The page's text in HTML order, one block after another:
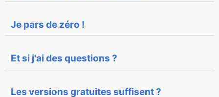
Je pars de zéro !
Et si j'ai des questions ?
Les versions gratuites suffisent ?